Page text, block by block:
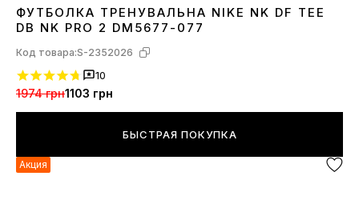
S
ФУТБОЛКА ТРЕНУВАЛЬНА NIKE NK DF TEE
DB NK PRO 2 DM5677-077
Код товара:S-2352026
10
1974 грн1103 грн
БЫСТРАЯ ПОКУПКА
Акция